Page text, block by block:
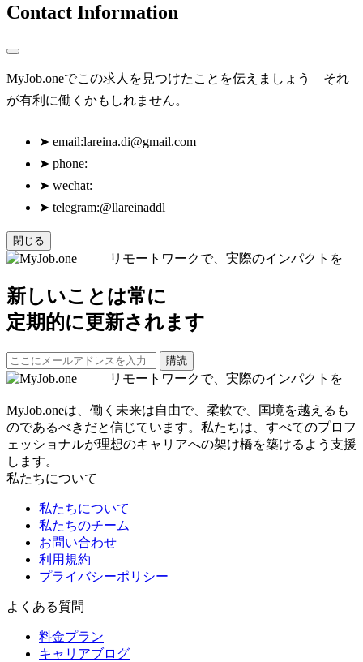
Contact Information
MyJob.oneでこの求人を見つけたことを伝えましょう—それ
が有利に働くかもしれません。
➤ email:lareina.di@gmail.com
➤ phone:
➤ wechat:
➤ telegram:@llareinaddl
閉じる
新しいことは常に
定期的に更新されます
購読
MyJob.oneは、働く未来は自由で、柔軟で、国境を越えるも
のであるべきだと信じています。私たちは、すべてのプロフ
ェッショナルが理想のキャリアへの架け橋を築けるよう支援
します。
私たちについて
私たちについて
私たちのチーム
お問い合わせ
利用規約
プライバシーポリシー
よくある質問
料金プラン
キャリアブログ